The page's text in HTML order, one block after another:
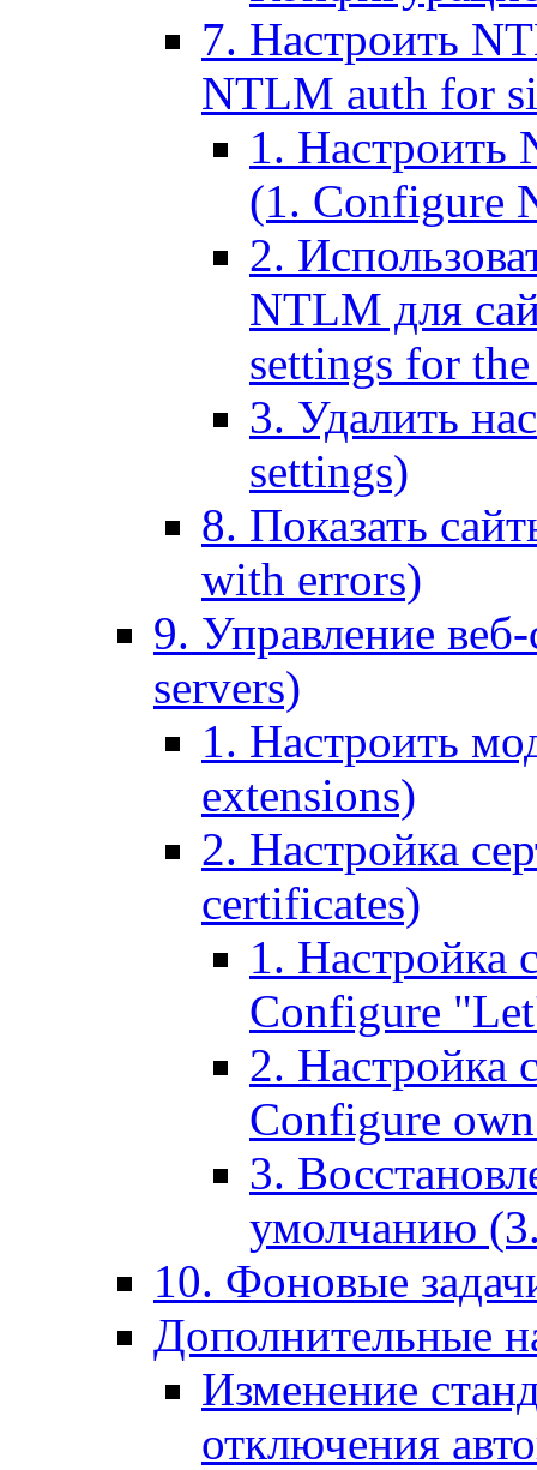
7. Настроить
NTLM auth for
1. Настроить
(1. Configure
2.
NTLM для
settings for
3. Удалить
settings)
8. Показать
with errors)
9. Управление
servers)
1. Настроить
extensions)
2. Настройка
certificates)
1. Настройка
Configure
2. Настройка
Configure
3.
умолчанию
10. Фоновые
Дополнительные
Изменение
отключения